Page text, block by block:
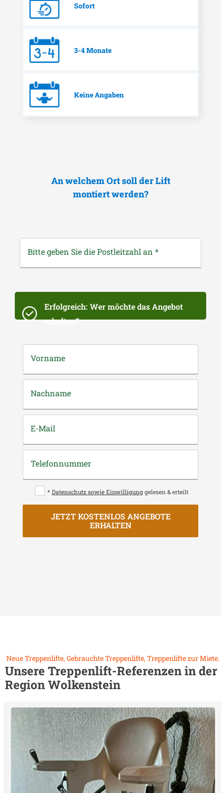
Sofort
3-4 Monate
Keine Angaben
An welchem Ort soll der Lift
montiert werden?
Bitte geben Sie die Postleitzahl an *
Erfolgreich: Wer möchte das Angebot
erhalten?
Vorname
Nachname
E-Mail
Telefonnummer
* Datenschutz sowie Einwilligung gelesen & erteilt
JETZT KOSTENLOS ANGEBOTE
ERHALTEN
Neue Treppenlifte, Gebrauchte Treppenlifte, Treppenlifte zur Miete.
Unsere Treppenlift-Referenzen in der
RegionWolkenstein